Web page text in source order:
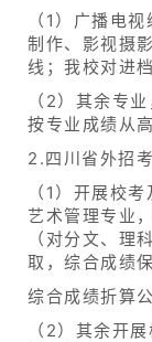
（1）广播电
制作、影视摄
线；我校对进
（2）其余专
按专业成绩从
2.四川省外招
（1）开展校
艺术管理专业
（对分文、理
取，综合成绩
综合成绩折算
（2）其余开